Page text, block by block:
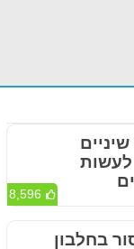
לעשות
8,596
בחלבון